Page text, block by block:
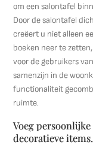
om een salontafel
Door de salontafel
creëert u niet alleen
boeken neer te
voor de gebruikers
samenzijn in de
functionaliteit
ruimte.
Voeg
decoratieve items.